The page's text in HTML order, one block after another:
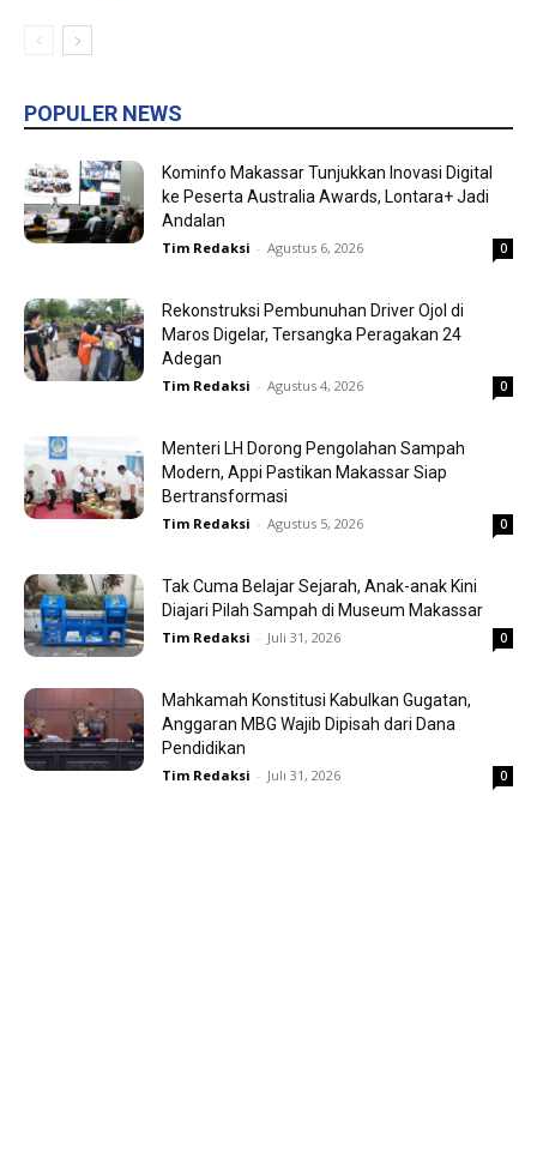
POPULER NEWS
Kominfo Makassar Tunjukkan Inovasi Digital
ke Peserta Australia Awards, Lontara+ Jadi
Andalan
Tim Redaksi - Agustus 6, 2026 0
Rekonstruksi Pembunuhan Driver Ojol di
Maros Digelar, Tersangka Peragakan 24
Adegan
Tim Redaksi - Agustus 4, 2026 0
Menteri LH Dorong Pengolahan Sampah
Modern, Appi Pastikan Makassar Siap
Bertransformasi
Tim Redaksi - Agustus 5, 2026 0
Tak Cuma Belajar Sejarah, Anak-anak Kini
Diajari Pilah Sampah di Museum Makassar
Tim Redaksi - Juli 31, 2026 0
Mahkamah Konstitusi Kabulkan Gugatan,
Anggaran MBG Wajib Dipisah dari Dana
Pendidikan
Tim Redaksi - Juli 31, 2026 0